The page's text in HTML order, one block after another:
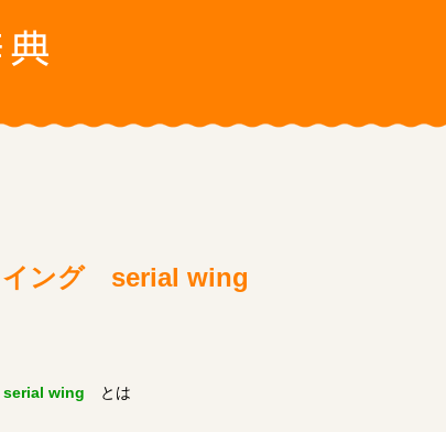
イング serial wing
serial wing とは